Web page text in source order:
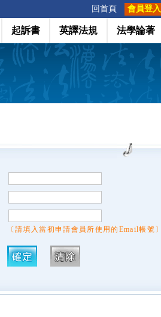
回首頁 會員登入
起訴書 英譯法規 法學論著
〔請填入當初申請會員所使用的Email帳號〕